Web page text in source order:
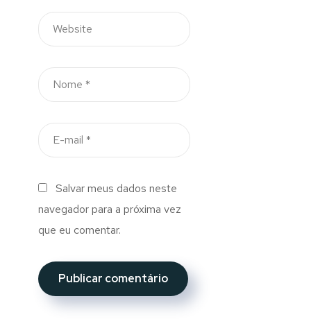
Salvar meus dados neste
navegador para a próxima vez
que eu comentar.